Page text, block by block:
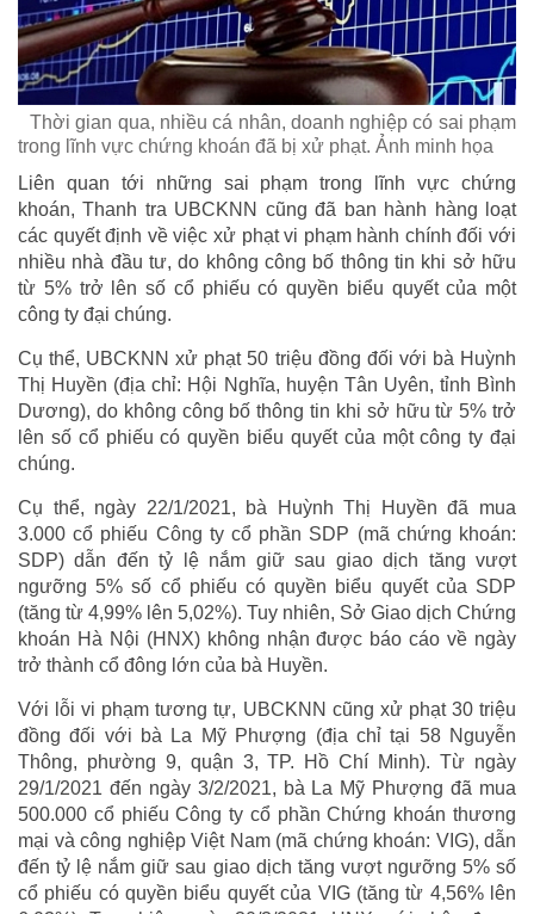
Thời gian qua, nhiều cá nhân, doanh nghiệp có sai phạm
trong lĩnh vực chứng khoán đã bị xử phạt. Ảnh minh họa
Liên quan tới những sai phạm trong lĩnh vực chứng
khoán, Thanh tra UBCKNN cũng đã ban hành hàng loạt
các quyết định về việc xử phạt vi phạm hành chính đối với
nhiều nhà đầu tư, do không công bố thông tin khi sở hữu
từ 5% trở lên số cổ phiếu có quyền biểu quyết của một
công ty đại chúng.
Cụ thể, UBCKNN xử phạt 50 triệu đồng đối với bà Huỳnh
Thị Huyền (địa chỉ: Hội Nghĩa, huyện Tân Uyên, tỉnh Bình
Dương), do không công bố thông tin khi sở hữu từ 5% trở
lên số cổ phiếu có quyền biểu quyết của một công ty đại
chúng.
Cụ thể, ngày 22/1/2021, bà Huỳnh Thị Huyền đã mua
3.000 cổ phiếu Công ty cổ phần SDP (mã chứng khoán:
SDP) dẫn đến tỷ lệ nắm giữ sau giao dịch tăng vượt
ngưỡng 5% số cổ phiếu có quyền biểu quyết của SDP
(tăng từ 4,99% lên 5,02%). Tuy nhiên, Sở Giao dịch Chứng
khoán Hà Nội (HNX) không nhận được báo cáo về ngày
trở thành cổ đông lớn của bà Huyền.
Với lỗi vi phạm tương tự, UBCKNN cũng xử phạt 30 triệu
đồng đối với bà La Mỹ Phượng (địa chỉ tại 58 Nguyễn
Thông, phường 9, quận 3, TP. Hồ Chí Minh). Từ ngày
29/1/2021 đến ngày 3/2/2021, bà La Mỹ Phượng đã mua
500.000 cổ phiếu Công ty cổ phần Chứng khoán thương
mại và công nghiệp Việt Nam (mã chứng khoán: VIG), dẫn
đến tỷ lệ nắm giữ sau giao dịch tăng vượt ngưỡng 5% số
cổ phiếu có quyền biểu quyết của VIG (tăng từ 4,56% lên